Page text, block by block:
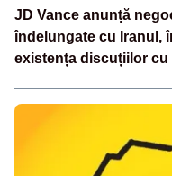
JD Vance anunță
îndelungate cu Iranul,
existența discuțiilor cu